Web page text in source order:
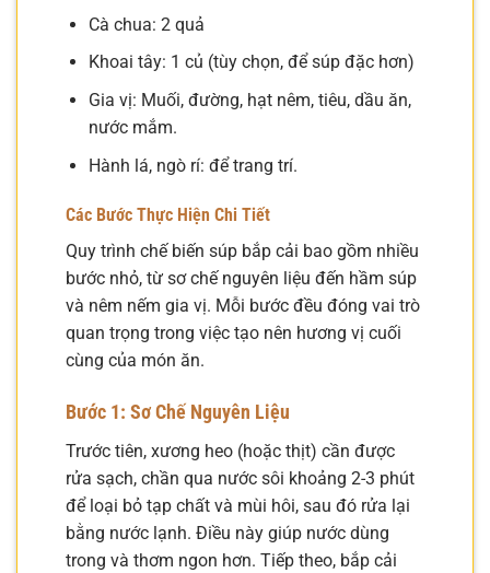
Cà chua: 2 quả
Khoai tây: 1 củ (tùy chọn, để súp đặc hơn)
Gia vị: Muối, đường, hạt nêm, tiêu, dầu ăn,
nước mắm.
Hành lá, ngò rí: để trang trí.
Các Bước Thực Hiện Chi Tiết
Quy trình chế biến súp bắp cải bao gồm nhiều
bước nhỏ, từ sơ chế nguyên liệu đến hầm súp
và nêm nếm gia vị. Mỗi bước đều đóng vai trò
quan trọng trong việc tạo nên hương vị cuối
cùng của món ăn.
Bước 1: Sơ Chế Nguyên Liệu
Trước tiên, xương heo (hoặc thịt) cần được
rửa sạch, chần qua nước sôi khoảng 2-3 phút
để loại bỏ tạp chất và mùi hôi, sau đó rửa lại
bằng nước lạnh. Điều này giúp nước dùng
trong và thơm ngon hơn. Tiếp theo, bắp cải